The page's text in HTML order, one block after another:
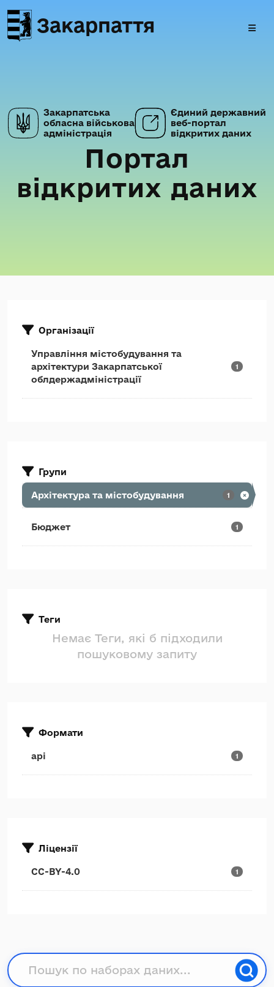
Закарпаття
Закарпатська
обласна військова
адміністрація
Єдиний державний
веб-портал
відкритих даних
Портал
відкритих даних
Організації
Управління містобудування та
архітектури Закарпатської
облдержадміністрації
1
Групи
Архітектура та містобудування 1
Бюджет 1
Теги
Немає Теги, які б підходили
пошуковому запиту
Формати
api 1
Ліцензії
CC-BY-4.0 1